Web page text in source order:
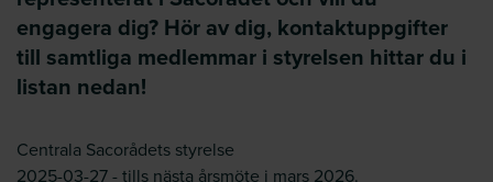
engagera dig? Hör av dig, kontaktuppgifter
till samtliga medlemmar i styrelsen hittar du i
listan nedan!
Centrala Sacorådets styrelse
2025-03-27 - tills nästa årsmöte i mars 2026.